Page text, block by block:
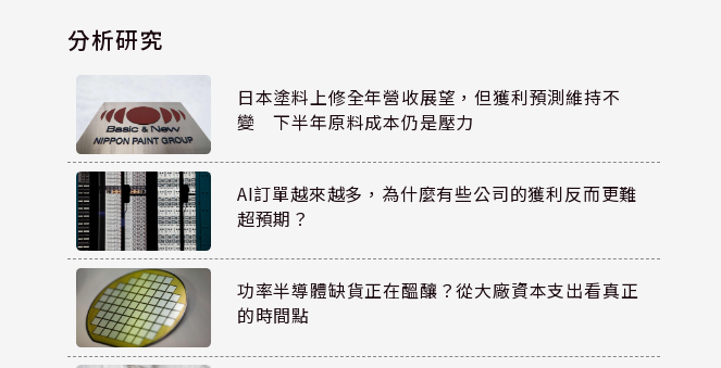
分析研究
日本塗料上修全年營收展望，但獲利預測維持不
變 下半年原料成本仍是壓力
AI訂單越來越多，為什麼有些公司的獲利反而更難
超預期？
功率半導體缺貨正在醞釀？從大廠資本支出看真正
的時間點